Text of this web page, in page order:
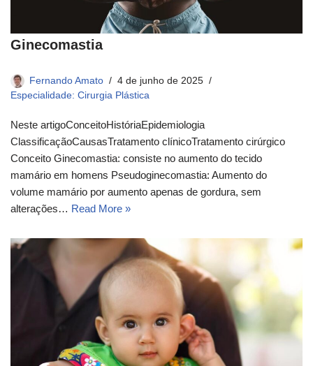
Ginecomastia
Fernando Amato
4 de junho de 2025
Especialidade: Cirurgia Plástica
Neste artigoConceito​História​Epidemiologia​
ClassificaçãoCausasTratamento clínico​Tratamento cirúrgico​
Conceito​ Ginecomastia: consiste no aumento do tecido
mamário em homens Pseudoginecomastia: Aumento do
volume mamário por aumento apenas de gordura, sem
alterações… Read More »